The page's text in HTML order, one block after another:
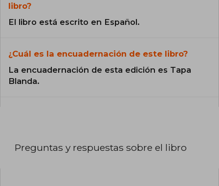
libro?
El libro está escrito en Español.
¿Cuál es la encuadernación de este libro?
La encuadernación de esta edición es Tapa
Blanda.
Preguntas y respuestas sobre el libro